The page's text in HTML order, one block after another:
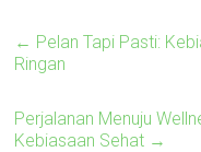
← Pelan Tapi Pasti:
Ringan
Perjalanan Menuju
Kebiasaan Sehat →